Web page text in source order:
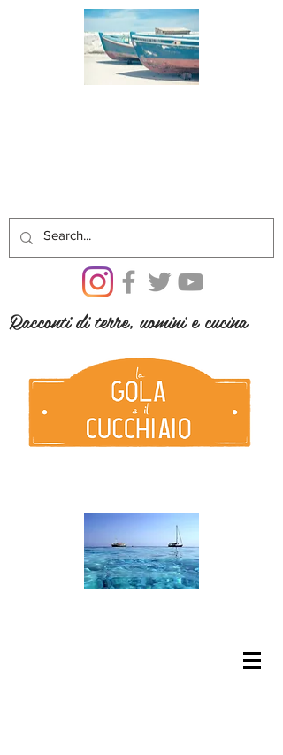
Racconti di terre, uomini e cucina